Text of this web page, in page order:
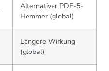
Alternativer PDE-5-
Hemmer (global)
Längere Wirkung
(global)